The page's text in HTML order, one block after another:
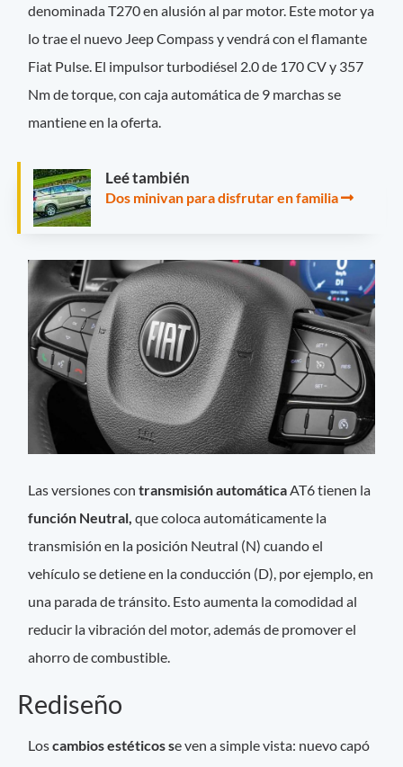
denominada T270 en alusión al par motor. Este motor ya
lo trae el nuevo Jeep Compass y vendrá con el flamante
Fiat Pulse. El impulsor turbodiésel 2.0 de 170 CV y 357
Nm de torque, con caja automática de 9 marchas se
mantiene en la oferta.
Leé también
Dos minivan para disfrutar en familia
Las versiones con transmisión automáticaAT6 tienen la
función Neutral,que coloca automáticamente la
transmisión en la posición Neutral (N) cuando el
vehículo se detiene en la conducción (D), por ejemplo, en
una parada de tránsito. Esto aumenta la comodidad al
reducir la vibración del motor, además de promover el
ahorro de combustible.
Rediseño
Loscambios estéticos se ven a simple vista: nuevo capó